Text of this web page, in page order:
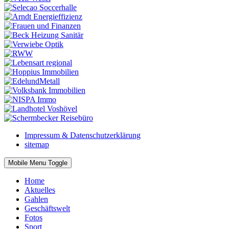
Impressum & Datenschutzerklärung
sitemap
Mobile Menu Toggle
Home
Aktuelles
Gahlen
Geschäftswelt
Fotos
Sport